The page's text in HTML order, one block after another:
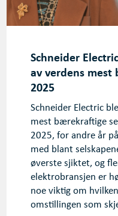
Schneider
av verdens
2025
Schneider Electric
mest bærekraftige
2025, for andre år
med blant
øverste sjiktet, og
elektrobransjen er
noe viktig om
omstillingen som